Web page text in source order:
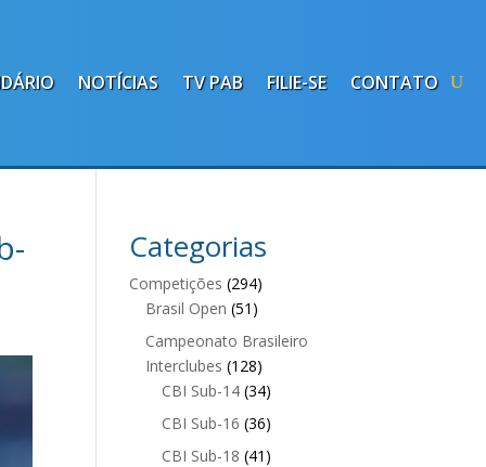
NOTÍCIAS TV PAB FILIE-SE CONTATO
Categorias
Competições (294)
Brasil Open (51)
Campeonato Brasileiro
Interclubes (128)
CBI Sub-14 (34)
CBI Sub-16 (36)
CBI Sub-18 (41)